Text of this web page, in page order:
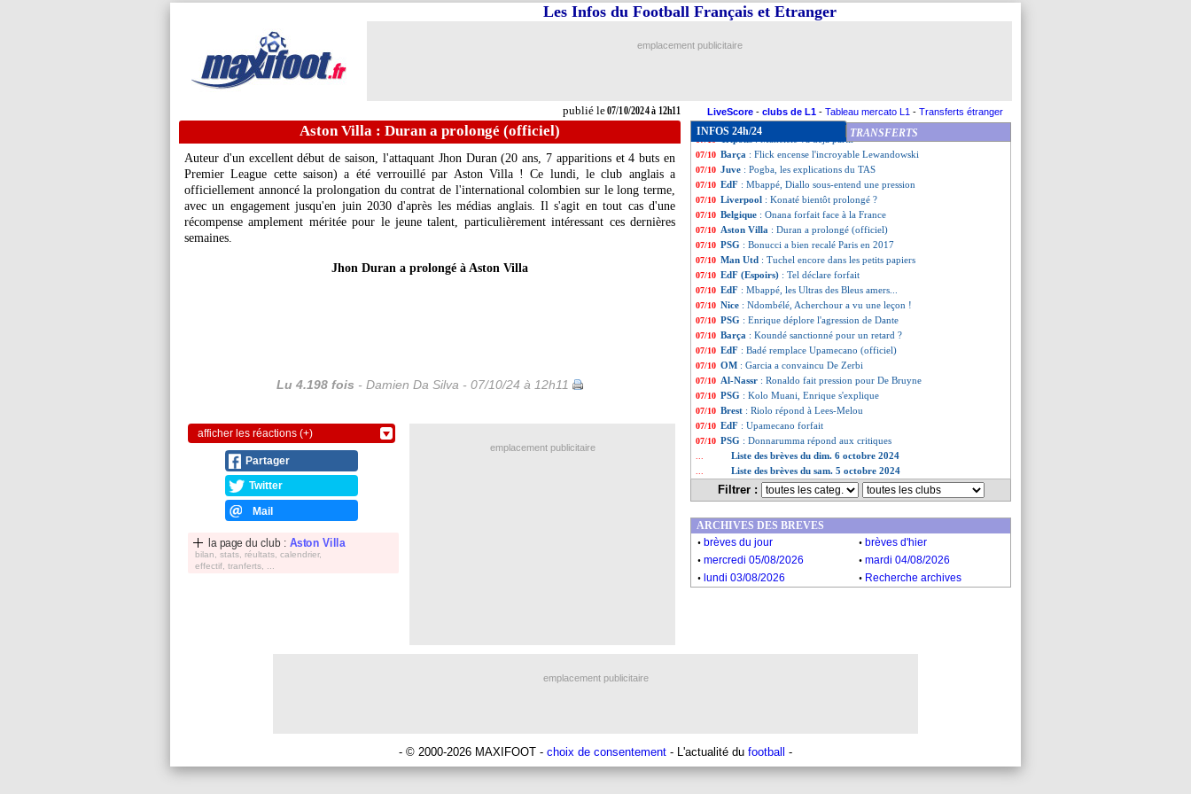
publié le07/10/2024 à 12h11
Les Infos du Football Français et Etranger
emplacement publicitaire
LiveScore - clubs de L1 - Tableau mercato L1 - Transferts étranger
Aston Villa : Duran a prolongé (officiel)
Auteur d'un excellent début de saison, l'attaquant Jhon Duran(20 ans, 7 apparitions et 4 buts en
Premier League cette saison) a été verrouillé par Aston Villa ! Ce lundi, le club anglais a
officiellement annoncé la prolongation du contrat de l'international colombien sur le long terme,
avec un engagement jusqu'en juin 2030 d'après les médias anglais. Il s'agit en tout cas d'une
récompense amplement méritée pour le jeune talent, particulièrement intéressant ces dernières
semaines.
Jhon Duran a prolongé à Aston Villa
Lu 4.198 fois - Damien Da Silva - 07/10/24 à 12h11
afficher les réactions (+)
Partager
Twitter
Mail
la page du club : Aston Villa
bilan, stats, réultats, calendrier,
effectif, tranferts, ...
INFOS 24h/24 TRANSFERTS
07/10 Man City: Ederson, Guardiola soulagé
07/10 Pays-Bas: disparition de Neeskens
07/10 Real
07/10 Real: Carvajal, une très longue absence...
07/10 VIDEO: le discours musclé d'Enrique en LdC
: Makélélé va déjà partir
07/10 Barça : Flick encense l'incroyable Lewandowski
07/10 Juve : Pogba, les explications du TAS
07/10 EdF : Mbappé, Diallo sous-entend une pression
07/10 Liverpool : Konaté bientôt prolongé ?
07/10 Belgique : Onana forfait face à la France
07/10 Aston Villa : Duran a prolongé (officiel)
07/10 PSG : Bonucci a bien recalé Paris en 2017
07/10 Man Utd : Tuchel encore dans les petits papiers
07/10 EdF (Espoirs) : Tel déclare forfait
07/10 EdF : Mbappé, les Ultras des Bleus amers...
07/10 Nice : Ndombélé, Acherchour a vu une leçon !
07/10 PSG : Enrique déplore l'agression de Dante
07/10 Barça : Koundé sanctionné pour un retard ?
07/10 EdF : Badé remplace Upamecano (officiel)
07/10 OM : Garcia a convaincu De Zerbi
07/10 Al-Nassr : Ronaldo fait pression pour De Bruyne
07/10 PSG : Kolo Muani, Enrique s'explique
07/10 Brest : Riolo répond à Lees-Melou
07/10 EdF : Upamecano forfait
07/10 PSG : Donnarumma répond aux critiques
Liste des brèves du dim. 6 octobre 2024
Liste des brèves du sam. 5 octobre 2024
Filtrer :
emplacement publicitaire
ARCHIVES DES BREVES
. brèves du jour . brèves d'hier
. mercredi 05/08/2026 . mardi 04/08/2026
. lundi 03/08/2026 . Recherche archives
emplacement publicitaire
- © 2000-2026 MAXIFOOT - choix de consentement - L'actualité du football -